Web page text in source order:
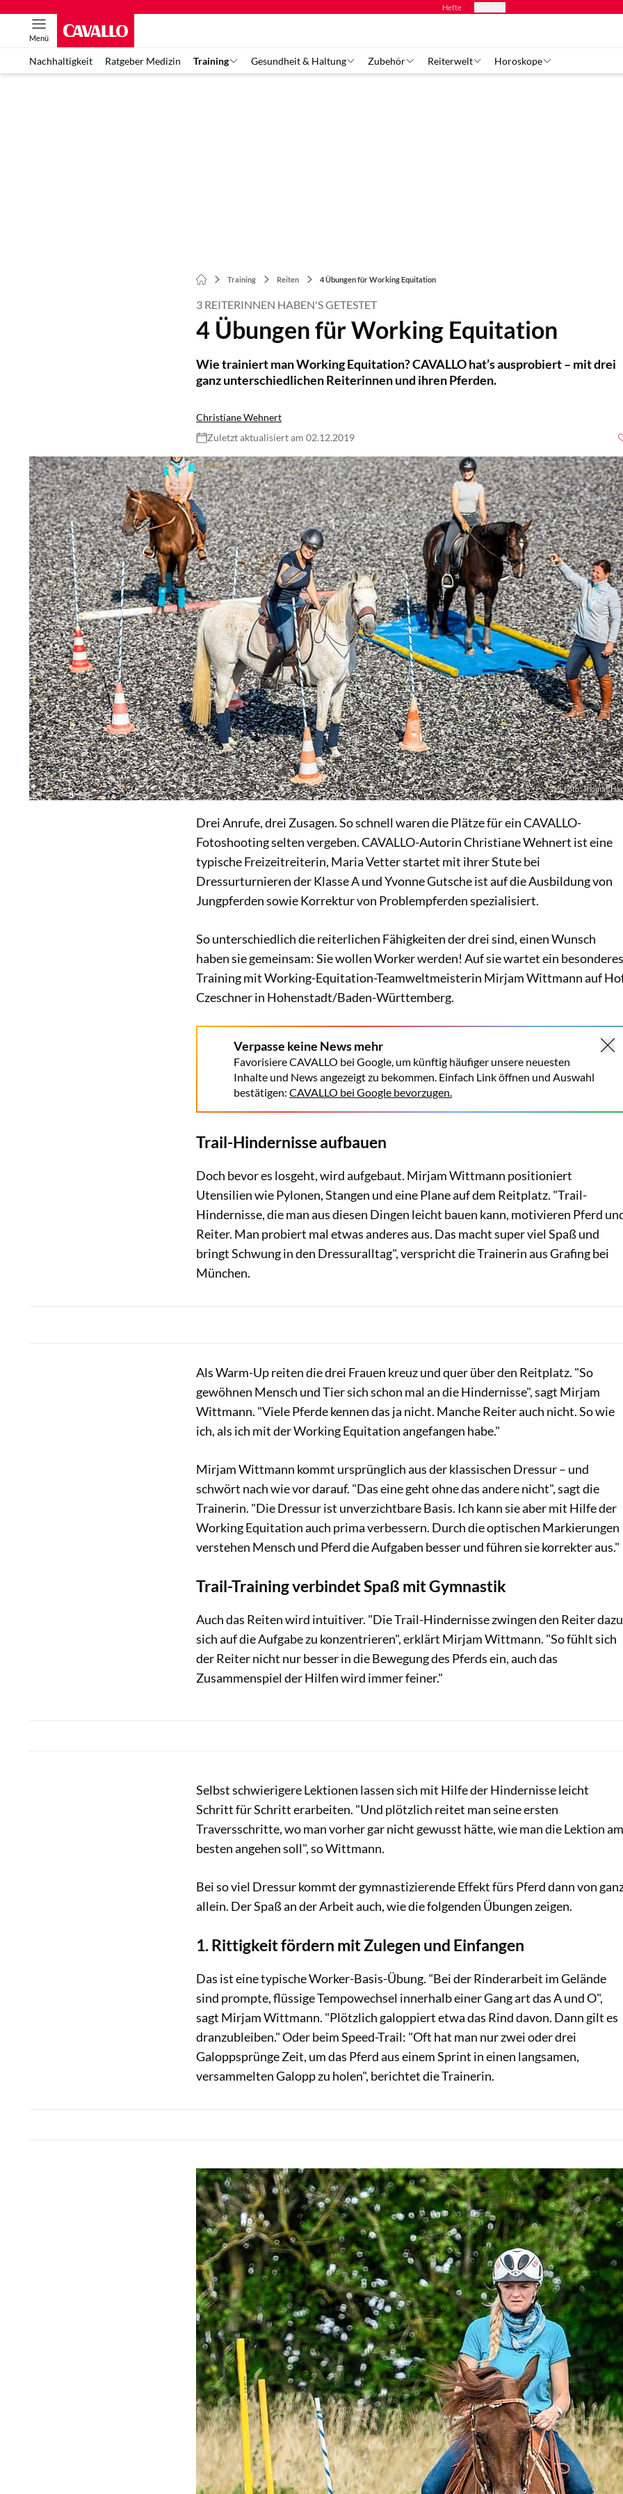
Hefte
Menü
Nachhaltigkeit Ratgeber Medizin Training Gesundheit & Haltung Zubehör Reiterwelt Horoskope
Training Reiten 4 Übungen für Working Equitation
3 REITERINNEN HABEN'S GETESTET
4 Übungen für Working Equitation
Wie trainiert man Working Equitation? CAVALLO hat’s ausprobiert – mit drei
ganz unterschiedlichen Reiterinnen und ihren Pferden.
Christiane Wehnert
Zuletzt aktualisiert am 02.12.2019
Foto: Thomas
Drei Anrufe, drei Zusagen. So schnell waren die Plätze für ein CAVALLO-
Fotoshooting selten vergeben. CAVALLO-Autorin Christiane Wehnert ist eine
typische Freizeitreiterin, Maria Vetter startet mit ihrer Stute bei
Dressurturnieren der Klasse A und Yvonne Gutsche ist auf die Ausbildung von
Jungpferden sowie Korrektur von Problempferden spezialisiert.
So unterschiedlich die reiterlichen Fähigkeiten der drei sind, einen Wunsch
haben sie gemeinsam: Sie wollen Worker werden! Auf sie wartet ein besonderes
Training mit Working-Equitation-Teamweltmeisterin Mirjam Wittmann auf
Czeschner in Hohenstadt/Baden-Württemberg.
Verpasse keine News mehr
Favorisiere CAVALLO bei Google, um künftig häufiger unsere neuesten
Inhalte und News angezeigt zu bekommen. Einfach Link öffnen und Auswahl
bestätigen: CAVALLO bei Google bevorzugen.
Trail-Hindernisse aufbauen
Doch bevor es losgeht, wird aufgebaut. Mirjam Wittmann positioniert
Utensilien wie Pylonen, Stangen und eine Plane auf dem Reitplatz. "Trail-
Hindernisse, die man aus diesen Dingen leicht bauen kann, motivieren Pferd
Reiter. Man probiert mal etwas anderes aus. Das macht super viel Spaß und
bringt Schwung in den Dressuralltag", verspricht die Trainerin aus Grafing bei
München.
Als Warm-Up reiten die drei Frauen kreuz und quer über den Reitplatz. "So
gewöhnen Mensch und Tier sich schon mal an die Hindernisse", sagt Mirjam
Wittmann. "Viele Pferde kennen das ja nicht. Manche Reiter auch nicht. So wie
ich, als ich mit der Working Equitation angefangen habe."
Mirjam Wittmann kommt ursprünglich aus der klassischen Dressur – und
schwört nach wie vor darauf. "Das eine geht ohne das andere nicht", sagt die
Trainerin. "Die Dressur ist unverzichtbare Basis. Ich kann sie aber mit Hilfe der
Working Equitation auch prima verbessern. Durch die optischen Markierungen
verstehen Mensch und Pferd die Aufgaben besser und führen sie korrekter aus."
Trail-Training verbindet Spaß mit Gymnastik
Auch das Reiten wird intuitiver. "Die Trail-Hindernisse zwingen den Reiter
sich auf die Aufgabe zu konzentrieren", erklärt Mirjam Wittmann. "So fühlt sich
der Reiter nicht nur besser in die Bewegung des Pferds ein, auch das
Zusammenspiel der Hilfen wird immer feiner."
Selbst schwierigere Lektionen lassen sich mit Hilfe der Hindernisse leicht
Schritt für Schritt erarbeiten. "Und plötzlich reitet man seine ersten
Traversschritte, wo man vorher gar nicht gewusst hätte, wie man die Lektion am
besten angehen soll", so Wittmann.
Bei so viel Dressur kommt der gymnastizierende Effekt fürs Pferd dann von
allein. Der Spaß an der Arbeit auch, wie die folgenden Übungen zeigen.
1. Rittigkeit fördern mit Zulegen und Einfangen
Das ist eine typische Worker-Basis-Übung. "Bei der Rinderarbeit im Gelände
sind prompte, flüssige Tempowechsel innerhalb einer Gang art das A und O",
sagt Mirjam Wittmann. "Plötzlich galoppiert etwa das Rind davon. Dann gilt es
dranzubleiben." Oder beim Speed-Trail: "Oft hat man nur zwei oder drei
Galoppsprünge Zeit, um das Pferd aus einem Sprint in einen langsamen,
versammelten Galopp zu holen", berichtet die Trainerin.